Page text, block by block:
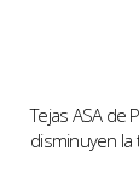
Tejas ASA de
disminuyen la